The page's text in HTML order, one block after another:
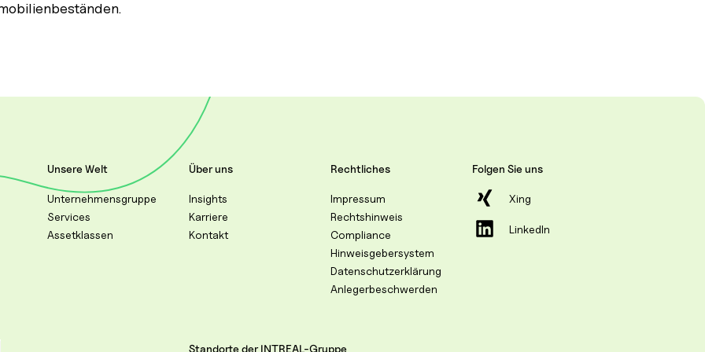
Unsere Welt
Unternehmensgruppe
Services
Assetklassen
Über uns
Insights
Karriere
Kontakt
Rechtliches
Impressum
Rechtshinweis
Compliance
Hinweisgebersystem
Datenschutzerklärung
Anlegerbeschwerden
Folgen Sie uns
Xing
LinkedIn
Standorte der INTREAL-Gruppe